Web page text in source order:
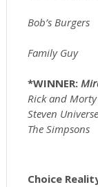
Bob’s Burgers
Family Guy
*WINNER:
Rick and Morty
Steven Universe
The Simpsons
Choice